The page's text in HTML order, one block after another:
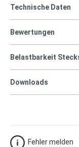
Technische Daten
Bewertungen
Belastbarkeit
Downloads
Fehler melden